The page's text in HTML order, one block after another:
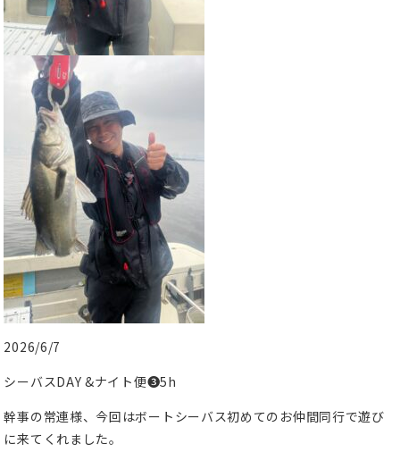
2026/6/7
シーバスDAY &ナイト便❸5h
幹事の常連様、今回はボートシーバス初めてのお仲間同行で遊び
に来てくれました。